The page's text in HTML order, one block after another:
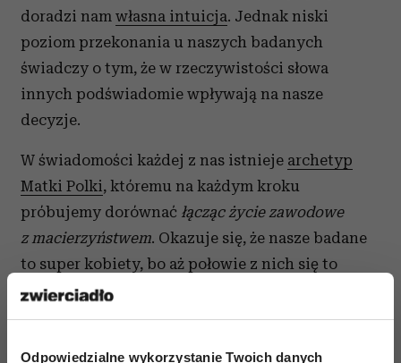
Odpowiedzialne wykorzystanie Twoich danych
doradzi nam własna intuicja. Jednak niski
poziom przekonania u naszych badanych
świadczy o tym, że w rzeczywistości słowa
innych podświadomie wpływają na nasze
decyzje.
W świadomości każdej z nas istnieje archetyp
Matki Polki, któremu na każdym kroku
próbujemy dorównać łącząc życie zawodowe
z macierzyństwem. Okazuje się, że nasze badane
to super kobiety, bo aż połowie z nich się to
udaje. Co więcej, postawa ta jest ugruntowana,
a ankietowane mocno w to wierzą. Ponadto,